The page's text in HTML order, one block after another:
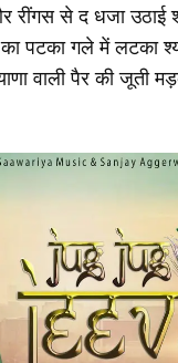
रींगस से द धजा उठाई
पटका गले में लटका
वाली पैर की जूती